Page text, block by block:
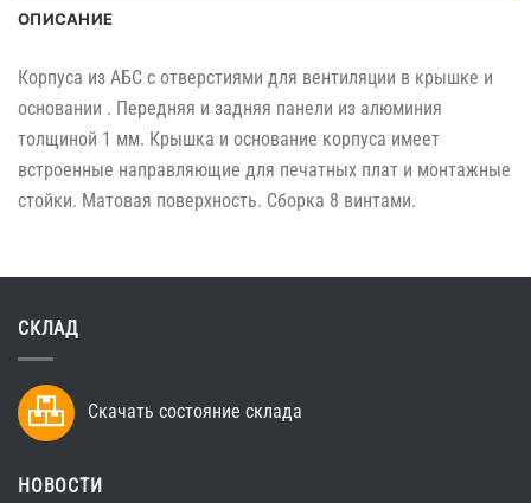
ОПИСАНИЕ
Корпуса из АБС с отверстиями для вентиляции в крышке и
основании . Передняя и задняя панели из алюминия
толщиной 1 мм. Крышка и основание корпуса имеет
встроенные направляющие для печатных плат и монтажные
стойки. Матовая поверхность. Сборка 8 винтами.
СКЛАД
Скачать состояние склада
НОВОСТИ